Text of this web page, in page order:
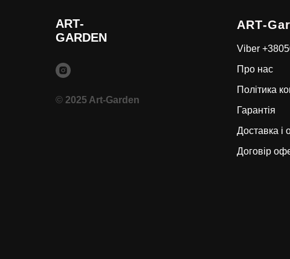
ART-
GARDEN
© 2025 Art-Garden
ART-
Viber
Про нас
Політика
Гарантія
Доставка і
Договір